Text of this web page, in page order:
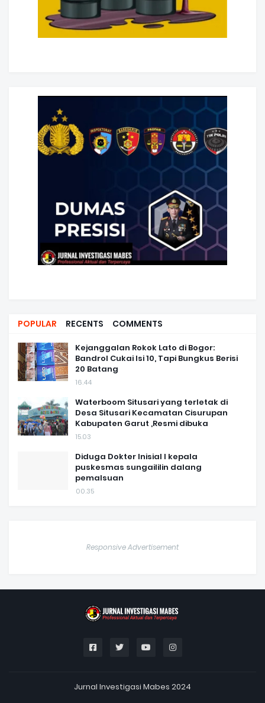
POPULAR RECENTS COMMENTS
Kejanggalan Rokok Lato di Bogor:
Bandrol Cukai Isi 10, Tapi Bungkus Berisi
20 Batang
16.44
Waterboom Situsari yang terletak di
Desa Situsari Kecamatan Cisurupan
Kabupaten Garut ,Resmi dibuka
15.03
Diduga Dokter Inisial I kepala
puskesmas sungaililin dalang
pemalsuan
00.35
Responsive Advertisement
Jurnal Investigasi Mabes 2024